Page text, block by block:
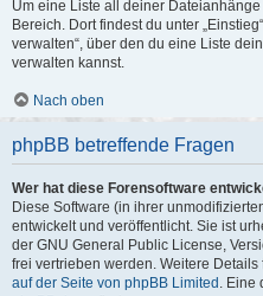
Um eine Liste all deiner
Bereich. Dort findest du unter
verwalten“, über den du eine Liste
verwalten kannst.
Nach oben
phpBB betreffende Fragen
Wer hat diese Forensoftware
Diese Software (in ihrer
entwickelt und veröffentlicht. Sie ist
der GNU General Public License,
frei vertrieben werden. Weitere Details
auf der Seite von phpBB Limited . Eine